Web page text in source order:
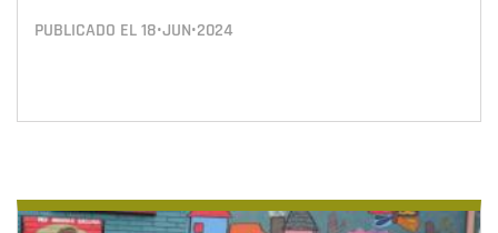
PUBLICADO EL18•JUN•2024